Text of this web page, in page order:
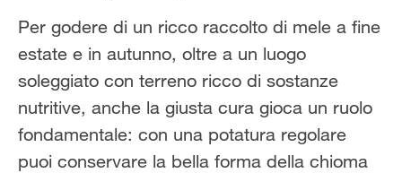
Solo il meglio!
Per godere di un ricco raccolto di mele a fine
estate e in autunno, oltre a un luogo
soleggiato con terreno ricco di sostanze
nutritive, anche la giusta cura gioca un ruolo
fondamentale: con una potatura regolare
puoi conservare la bella forma della chioma